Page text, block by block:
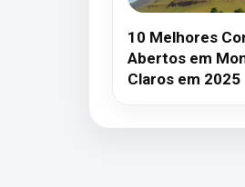
10 Melhores
Abertos em
Claros em 2025